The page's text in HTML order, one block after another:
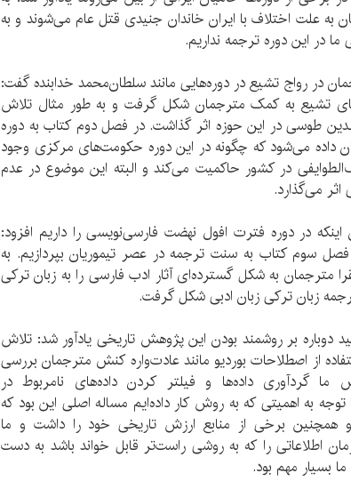
به علت اختلاف با ایران خاندان جنیدی قتل عام می‌شوند و به
در این دوره ترجمه نداریم.
در رواج تشیع در دوره‌هایی مانند سلطان‌محمد خدابنده گفت:
تشیع به کمک مترجمان شکل گرفت و به طور مثال تلاش
طوسی در این حوزه اثر گذاشت. در فصل دوم کتاب به دوره
داده می‌شود که چگونه در این دوره حکومت‌های مرکزی وجود
در کشور حاکمیت می‌کند و البته این موضوع در عدم
می‌گذارد.
اینکه در دوره فترت افول نهضت فارسی‌نویسی را داریم افزود:
سوم کتاب به سنت ترجمه در عصر تیموریان بپردازیم. به
مترجمان به شکل گسترده‌ای آثار ادب فارسی را به زبان ترکی
زبان ترکی زبان ادبی شکل گرفت.
دوباره بر روشمند بودن این پژوهش تاریخی یادآور شد: تلاش
از اصطلاحات بوردیو مانند عادت‌واره کنش مترجمان بررسی
گردآوری داده‌ها و فیلتر کردن داده‌های نامربوط در
به اهمیتی که به روش کار داده‌ایم مساله اصلی این بود که
برخی از منابع ارزش تاریخی خود را داشت و ما
اطلاعاتی را که به روشی راست‌تر قابل خواند باشد به دست
بسیار مهم بود.